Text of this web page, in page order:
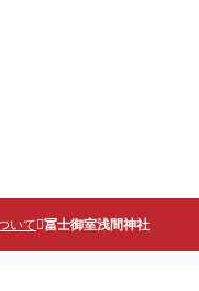
いて 冨士御室浅間神社